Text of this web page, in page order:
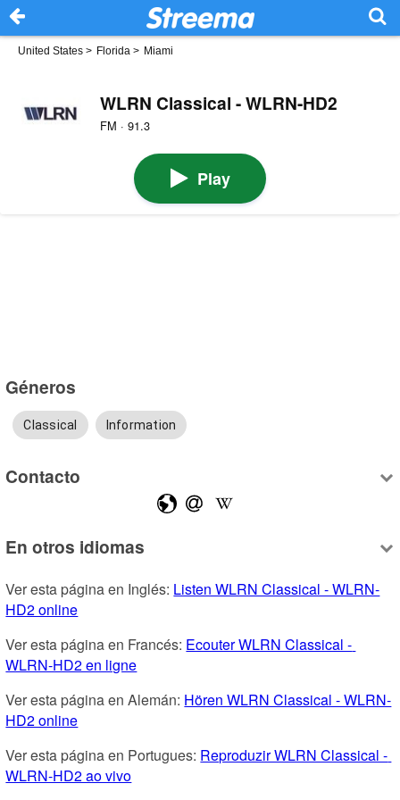
United States > Florida > Miami
WLRN Classical - WLRN-HD2
FM · 91.3
Play
Géneros
Classical Information
Contacto
En otros idiomas
Ver esta página en Inglés: Listen WLRN Classical - WLRN-
HD2 online
Ver esta página en Francés: Ecouter WLRN Classical -
WLRN-HD2 en ligne
Ver esta página en Alemán: Hören WLRN Classical - WLRN-
HD2 online
Ver esta página en Portugues: Reproduzir WLRN Classical -
WLRN-HD2 ao vivo